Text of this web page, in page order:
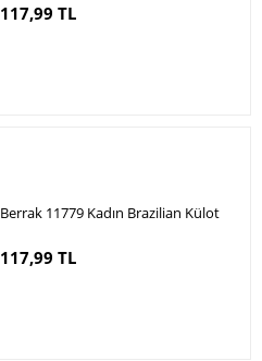
117,99 TL
Berrak 11779 Kadın Brazilian Külot
117,99 TL